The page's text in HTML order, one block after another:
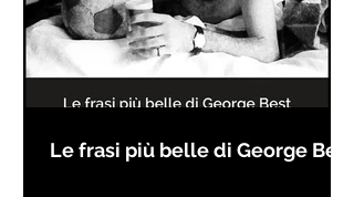
Le frasi più belle di George Best